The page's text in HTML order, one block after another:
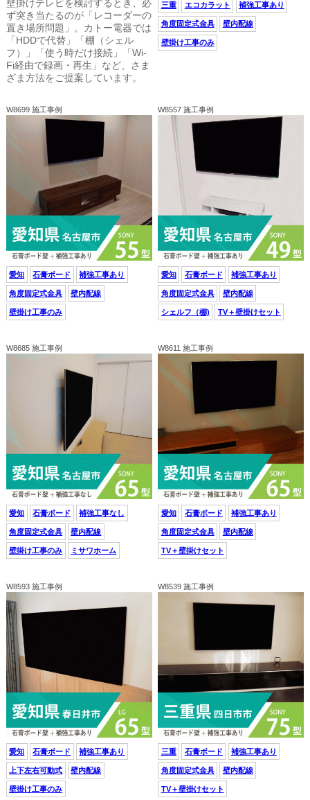
壁掛けテレビを検討するとき、必
ず突き当たるのが「レコーダーの
置き場所問題」。カトー電器では
「HDDで代替」「棚（シェル
フ）」「使う時だけ接続」「Wi-
Fi経由で録画・再生」など、さま
ざま方法をご提案しています。
三重 エコカラット 補強工事あり
角度固定式金具 壁内配線
壁掛け工事のみ
W8699 施工事例
愛知 石膏ボード 補強工事あり
角度固定式金具 壁内配線
壁掛け工事のみ
W8557 施工事例
愛知 石膏ボード 補強工事あり
角度固定式金具 壁内配線
シェルフ（棚) TV＋壁掛けセット
W8685 施工事例
愛知 石膏ボード 補強工事なし
角度固定式金具 壁内配線
壁掛け工事のみ ミサワホーム
W8611 施工事例
愛知 石膏ボード 補強工事あり
角度固定式金具 壁内配線
TV＋壁掛けセット
W8593 施工事例
愛知 石膏ボード 補強工事あり
上下左右可動式 壁内配線
壁掛け工事のみ
W8539 施工事例
三重 石膏ボード 補強工事あり
角度固定式金具 壁内配線
TV＋壁掛けセット